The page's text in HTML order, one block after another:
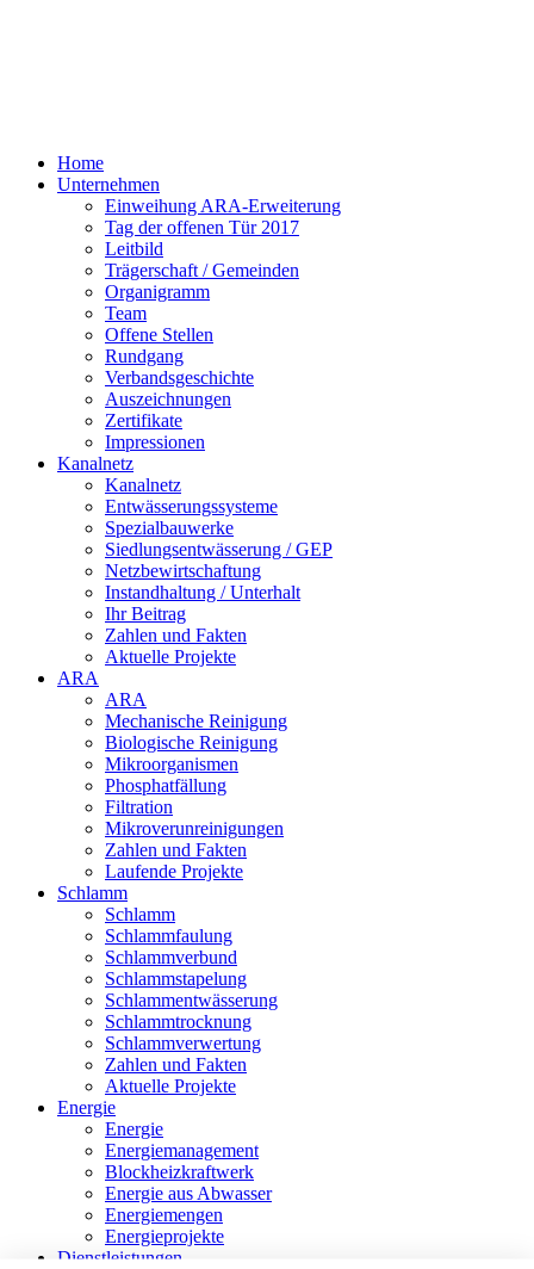
Home
Unternehmen
Einweihung ARA-Erweiterung
Tag der offenen Tür 2017
Leitbild
Trägerschaft / Gemeinden
Organigramm
Team
Offene Stellen
Rundgang
Verbandsgeschichte
Auszeichnungen
Zertifikate
Impressionen
Kanalnetz
Kanalnetz
Entwässerungssysteme
Spezialbauwerke
Siedlungsentwässerung / GEP
Netzbewirtschaftung
Instandhaltung / Unterhalt
Ihr Beitrag
Zahlen und Fakten
Aktuelle Projekte
ARA
ARA
Mechanische Reinigung
Biologische Reinigung
Mikroorganismen
Phosphatfällung
Filtration
Mikroverunreinigungen
Zahlen und Fakten
Laufende Projekte
Schlamm
Schlamm
Schlammfaulung
Schlammverbund
Schlammstapelung
Schlammentwässerung
Schlammtrocknung
Schlammverwertung
Zahlen und Fakten
Aktuelle Projekte
Energie
Energie
Energiemanagement
Blockheizkraftwerk
Energie aus Abwasser
Energiemengen
Energieprojekte
Dienstleistungen